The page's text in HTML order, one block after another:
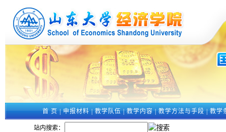
首 页|申报材料|教学队伍|教学内容|教学方法与手段|教学
站内搜索：